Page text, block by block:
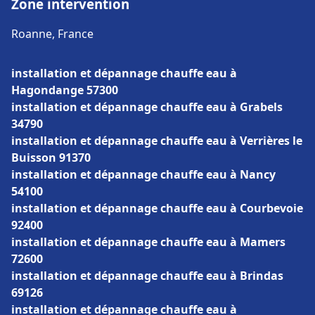
Zone intervention
Roanne, France
installation et dépannage chauffe eau à
Hagondange 57300
installation et dépannage chauffe eau à Grabels
34790
installation et dépannage chauffe eau à Verrières le
Buisson 91370
installation et dépannage chauffe eau à Nancy
54100
installation et dépannage chauffe eau à Courbevoie
92400
installation et dépannage chauffe eau à Mamers
72600
installation et dépannage chauffe eau à Brindas
69126
installation et dépannage chauffe eau à